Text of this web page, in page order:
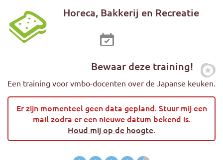
Horeca, Bakkerij en Recreatie
Bewaar deze training!
Een training voor vmbo-docenten over de Japanse keuken.
Er zijn momenteel geen data gepland. Stuur mij een
mail zodra er een nieuwe datum bekend is.
Houd mij op de hoogte.